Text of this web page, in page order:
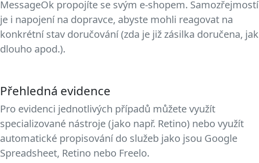
MessageOk propojíte se svým e-shopem. Samozřejmostí
je i napojení na dopravce, abyste mohli reagovat na
konkrétní stav doručování (zda je již zásilka doručena, jak
dlouho apod.).
Přehledná evidence
Pro evidenci jednotlivých případů můžete využít
specializované nástroje (jako např. Retino) nebo využít
automatické propisování do služeb jako jsou Google
Spreadsheet, Retino nebo Freelo.